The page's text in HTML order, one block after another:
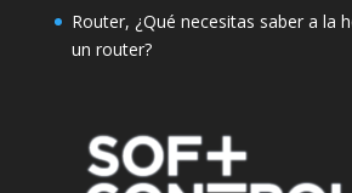
Router, ¿Qué necesitas saber a la
un router?